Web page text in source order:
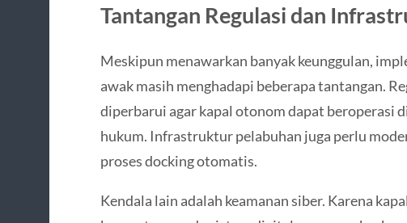
Tantangan Regulasi dan
Meskipun menawarkan banyak keunggulan,
awak masih menghadapi beberapa tantangan.
diperbarui agar kapal otonom dapat beroperasi
hukum. Infrastruktur pelabuhan juga perlu
proses docking otomatis.
Kendala lain adalah keamanan siber. Karena